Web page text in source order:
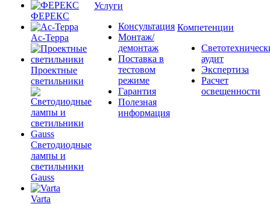
ФЕРЕКС
Ас-Терра
Проектные
светильники
Светодиодные
лампы и
светильники
Gauss
Varta
Услуги
Консультация
Монтаж/
демонтаж
Поставка в
тестовом
режиме
Гарантия
Полезная
информация
Компетенции
аудит
Экспертиза
Расчет
освещенности